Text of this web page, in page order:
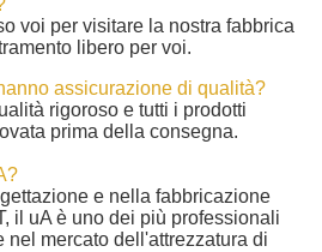
voi per visitare la nostra fabbrica
libero per voi.
assicurazione di qualità?
rigoroso e tutti i prodotti
prima della consegna.
e nella fabbricazione
il uA è uno dei più professionali
mercato dell'attrezzatura di